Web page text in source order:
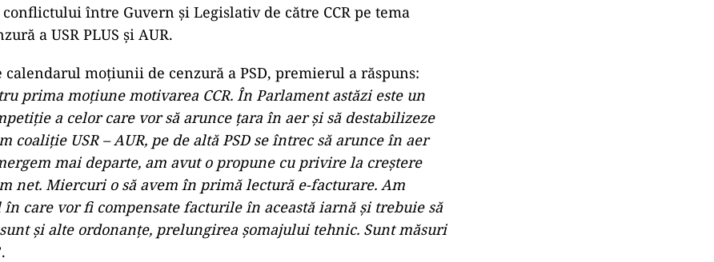
între Guvern şi Legislativ de către CCR pe tema
a USR PLUS şi AUR.
moţiunii de cenzură a PSD, premierul a răspuns:
prima moţiune motivarea CCR. În Parlament astăzi este un
a celor care vor să arunce ţara în aer şi să destabilizeze
coaliţie USR – AUR, pe de altă PSD se întrec să arunce în aer
mai departe, am avut o propune cu privire la creştere
net. Miercuri o să avem în primă lectură e-facturare. Am
care vor fi compensate facturile în această iarnă şi trebuie să
şi alte ordonanţe, prelungirea şomajului tehnic. Sunt măsuri